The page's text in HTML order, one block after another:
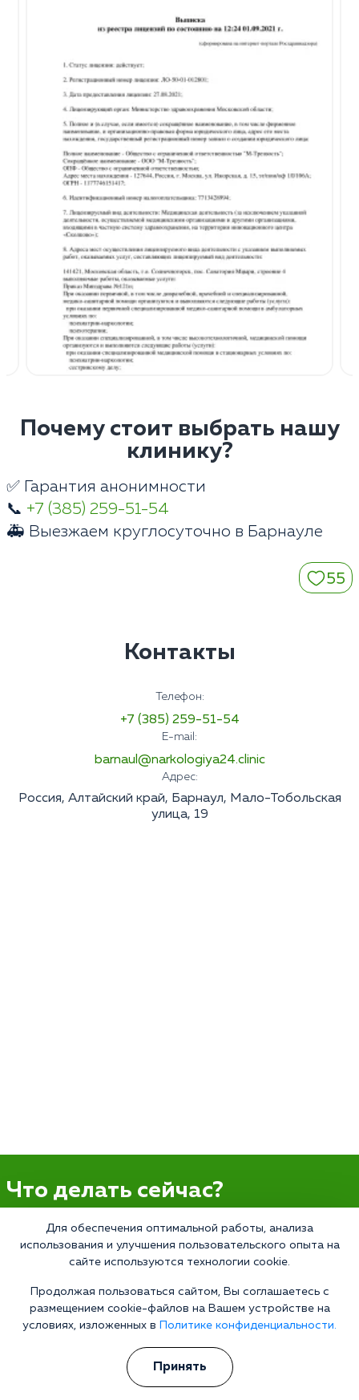
Почему стоит выбрать нашу
клинику?
✅ Гарантия анонимности
📞 +7 (385) 259-51-54
🚑 Выезжаем круглосуточно в Барнауле
55
Контакты
Телефон:
+7 (385) 259-51-54
E-mail:
barnaul@narkologiya24.clinic
Адрес:
Россия, Алтайский край, Барнаул, Мало-Тобольская
улица, 19
Что делать сейчас?
Мы знаем всю глубину проблемы и знаем, как Вам помочь.
Консультанты программы сами в прошлом преодолели
зависимость и знают изнутри все стороны болезни.
консультацию бесплатно и анонимно.
Получить консультацию
Для обеспечения оптимальной работы, анализа
использования и улучшения пользовательского опыта на
сайте используются технологии cookie.
Продолжая пользоваться сайтом, Вы соглашаетесь с
размещением cookie-файлов на Вашем устройстве на
условиях, изложенных в
Политике конфиденциальности.
Принять